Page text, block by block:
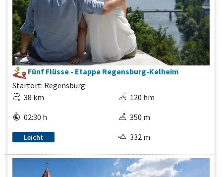
Fünf Flüsse - Etappe Regensburg-Kelheim
Startort: Regensburg
38 km
02:30 h
Leicht
120 hm
350 m
332 m